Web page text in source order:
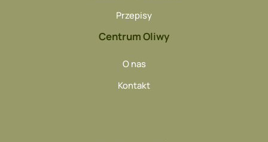
Przepisy
Centrum Oliwy
O nas
Kontakt